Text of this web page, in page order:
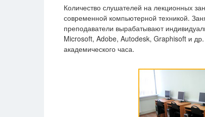
Количество слушателей на лекционных
современной компьютерной техникой.
преподаватели вырабатывают
Microsoft, Adobe, Autodesk, Graphisoft и
академического часа.